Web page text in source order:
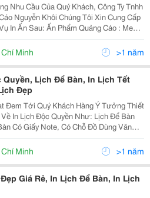
Nhu Cầu Của Quý Khách, Công Ty Tnhh
Nguyễn Khôi Chúng Tôi Xin Cung Cấp
Phẩm Quảng Cáo : Menu,
Leaflet, Lịch, Hộp Giấy, Túi Giấy,
Banner, Standee,
Minh >1 năm
Lịch Để Bàn, In Lịch Tết
Đẹp
Đem Tới Quý Khách Hàng Ý Tưởng Thiết
In Lịch Độc Quyền Như: Lịch Để Bàn
Có Giấy Note, Có Chỗ Đồ Dùng Văn
Tường Ngoài Loại Lò Xo Trên Đầu, Còn
Giữa&Hellip;. Chắc Chắn Lịch Tế
Minh >1 năm
Giá Rẻ, In Lịch Để Bàn, In Lịch